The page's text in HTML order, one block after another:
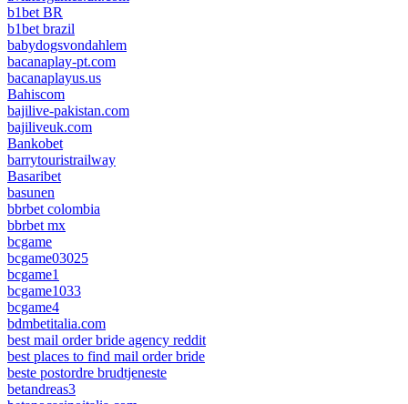
b1bet BR
b1bet brazil
babydogsvondahlem
bacanaplay-pt.com
bacanaplayus.us
Bahiscom
bajilive-pakistan.com
bajiliveuk.com
Bankobet
barrytouristrailway
Basaribet
basunen
bbrbet colombia
bbrbet mx
bcgame
bcgame03025
bcgame1
bcgame1033
bcgame4
bdmbetitalia.com
best mail order bride agency reddit
best places to find mail order bride
beste postordre brudtjeneste
betandreas3